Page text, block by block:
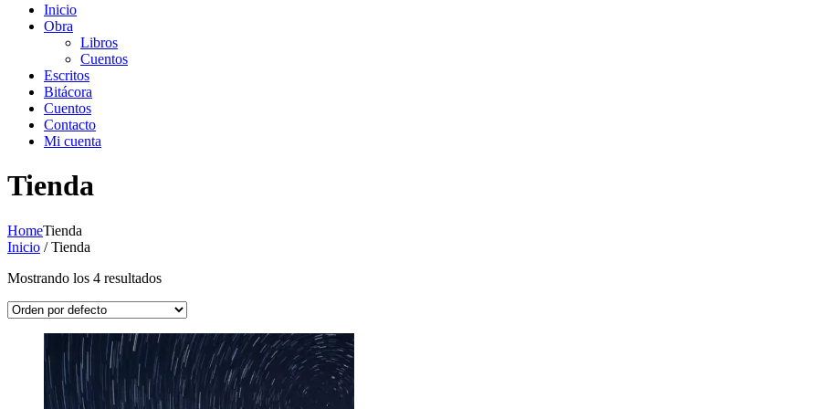
Inicio
Obra
Libros
Cuentos
Escritos
Bitácora
Cuentos
Contacto
Mi cuenta
Tienda
HomeTienda
Inicio / Tienda
Mostrando los 4 resultados